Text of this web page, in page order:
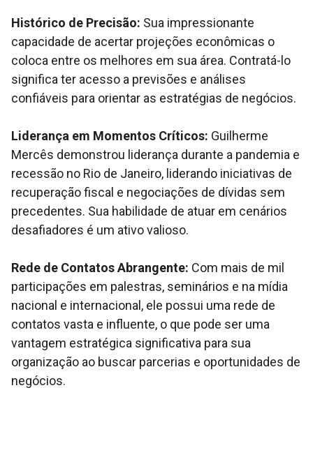
Histórico de Precisão: Sua impressionante
capacidade de acertar projeções econômicas o
coloca entre os melhores em sua área. Contratá-lo
significa ter acesso a previsões e análises
confiáveis para orientar as estratégias de negócios.
Liderança em Momentos Críticos: Guilherme
Mercês demonstrou liderança durante a pandemia e
recessão no Rio de Janeiro, liderando iniciativas de
recuperação fiscal e negociações de dívidas sem
precedentes. Sua habilidade de atuar em cenários
desafiadores é um ativo valioso.
Rede de Contatos Abrangente: Com mais de mil
participações em palestras, seminários e na mídia
nacional e internacional, ele possui uma rede de
contatos vasta e influente, o que pode ser uma
vantagem estratégica significativa para sua
organização ao buscar parcerias e oportunidades de
negócios.